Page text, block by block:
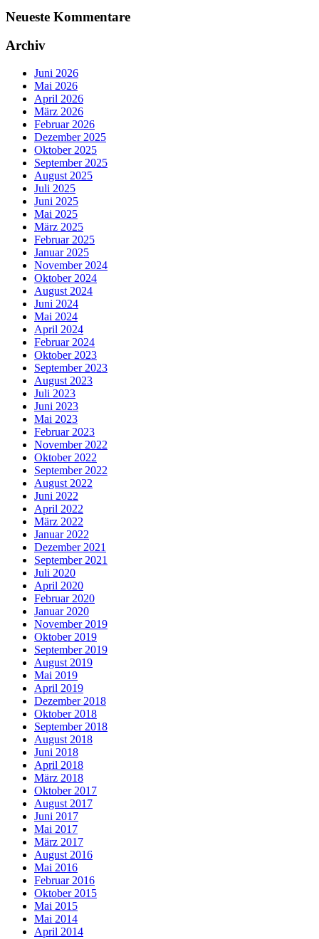
Neueste Kommentare
Archiv
Juni 2026
Mai 2026
April 2026
März 2026
Februar 2026
Dezember 2025
Oktober 2025
September 2025
August 2025
Juli 2025
Juni 2025
Mai 2025
März 2025
Februar 2025
Januar 2025
November 2024
Oktober 2024
August 2024
Juni 2024
Mai 2024
April 2024
Februar 2024
Oktober 2023
September 2023
August 2023
Juli 2023
Juni 2023
Mai 2023
Februar 2023
November 2022
Oktober 2022
September 2022
August 2022
Juni 2022
April 2022
März 2022
Januar 2022
Dezember 2021
September 2021
Juli 2020
April 2020
Februar 2020
Januar 2020
November 2019
Oktober 2019
September 2019
August 2019
Mai 2019
April 2019
Dezember 2018
Oktober 2018
September 2018
August 2018
Juni 2018
April 2018
März 2018
Oktober 2017
August 2017
Juni 2017
Mai 2017
März 2017
August 2016
Mai 2016
Februar 2016
Oktober 2015
Mai 2015
Mai 2014
April 2014